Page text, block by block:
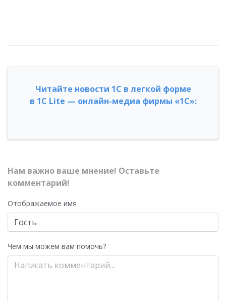
Читайте новости 1С в легкой форме
в 1С Lite — онлайн-медиа фирмы «1С»:
Нам важно ваше мнение! Оставьте
комментарий!
Отображаемое имя
Чем мы можем вам помочь?